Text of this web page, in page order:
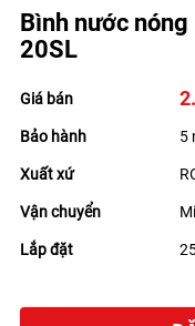
Bình nước
20SL
Giá bán
Bảo hành 5
Xuất xứ
Vận chuyển
Lắp đặt